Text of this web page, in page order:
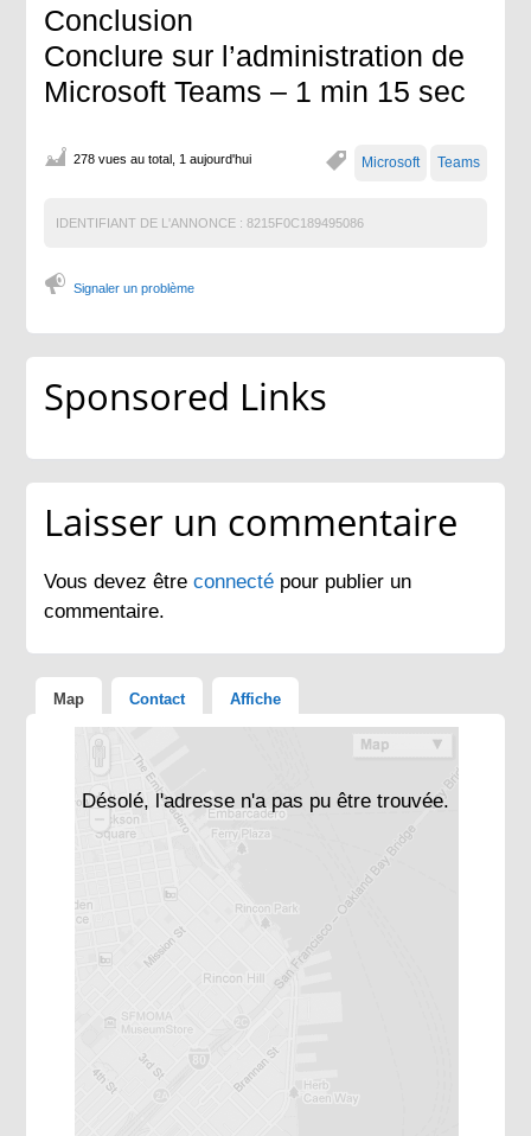
Conclusion
Conclure sur l’administration de
Microsoft Teams – 1 min 15 sec
Microsoft Teams
278 vues au total, 1 aujourd'hui
IDENTIFIANT DE L'ANNONCE : 8215F0C189495086
Signaler un problème
Sponsored Links
Laisser un commentaire
Vous devez êtreconnecté pour publier un
commentaire.
Map Contact Affiche
Désolé, l'adresse n'a pas pu être trouvée.